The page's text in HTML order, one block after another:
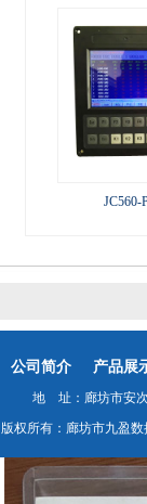
JC560-
公司简介 产品展
地 址：廊坊市安
版权所有：廊坊市九盈